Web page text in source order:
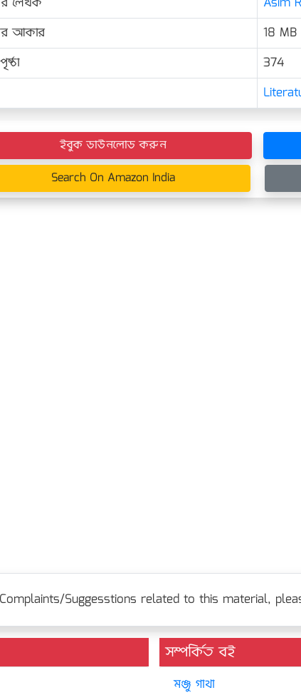
আকার
18 MB
374
ইবুক ডাউনলোড করুন
Search On Amazon India
Suggesstions related to this material,
সম্পর্কিত বই
মঞ্জু গাথা